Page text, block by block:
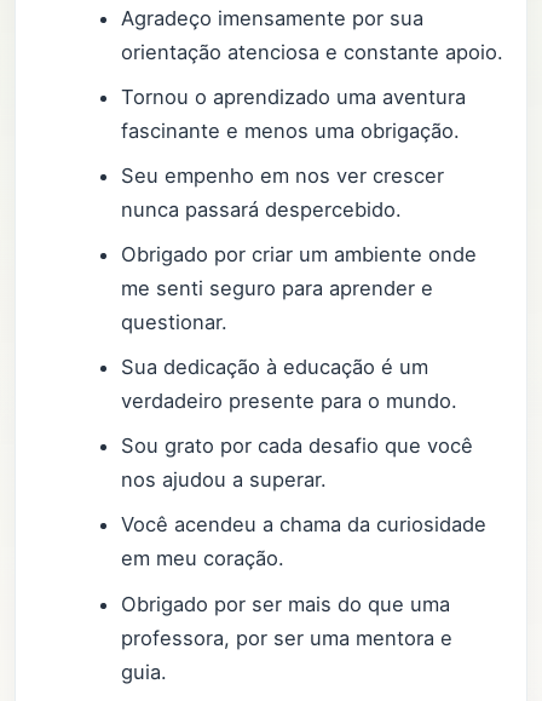
Agradeço imensamente por sua
orientação atenciosa e constante apoio.
Tornou o aprendizado uma aventura
fascinante e menos uma obrigação.
Seu empenho em nos ver crescer
nunca passará despercebido.
Obrigado por criar um ambiente onde
me senti seguro para aprender e
questionar.
Sua dedicação à educação é um
verdadeiro presente para o mundo.
Sou grato por cada desafio que você
nos ajudou a superar.
Você acendeu a chama da curiosidade
em meu coração.
Obrigado por ser mais do que uma
professora, por ser uma mentora e
guia.